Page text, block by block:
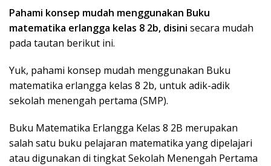
Pahami konsep mudah menggunakan Buku
matematika erlangga kelas 8 2b, disini secara mudah
pada tautan berikut ini.
Yuk, pahami konsep mudah menggunakan Buku
matematika erlangga kelas 8 2b, untuk adik-adik
sekolah menengah pertama (SMP).
Buku Matematika Erlangga Kelas 8 2B merupakan
salah satu buku pelajaran matematika yang dipelajari
atau digunakan di tingkat Sekolah Menengah Pertama